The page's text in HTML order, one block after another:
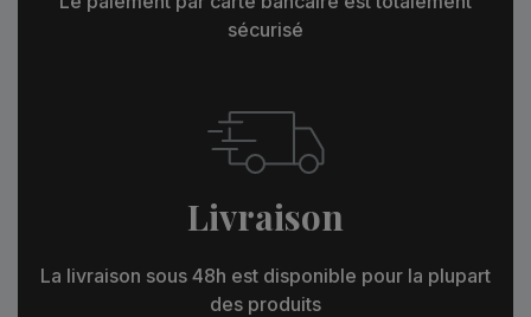
sécurisé
Livraison
La livraison sous 48h est disponible pour la plupart
des produits